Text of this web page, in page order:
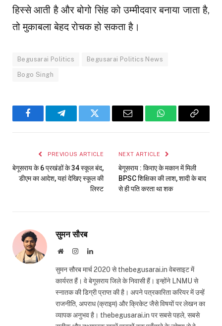
हिस्से आती है और बोगो सिंह को उम्मीदवार बनाया जाता है,
तो मुकाबला बेहद रोचक हो सकता है।
Begusarai Politics Begusarai Politics News
Bogo Singh
FacebookTelegramTwitter Email WhatsAppCopy
PREVIOUS ARTICLE
बेगूसराय के 6 प्रखंडों के 34 स्कूल बंद,
डीएम का आदेश, यहां देखिए स्कूल की
लिस्ट
NEXT ARTICLE
बेगूसराय : किराए के मकान में मिली
BPSC शिक्षिका की लाश, शादी के बाद
से ही पति करता था शक
सुमन सौरब
WebsiteInstagramLinkedIn
सुमन सौरब मार्च 2020 से thebegusarai.in वेबसाइट में
कार्यरत हैं। वे बेगूसराय जिले के निवासी हैं। इन्होंने LNMU से
स्नातक की डिग्री प्राप्त की है। अपने पत्रकारिता करियर में उन्हें
राजनीति, अपराध (क्राइम) और क्रिकेट जैसे विषयों पर लेखन का
व्यापक अनुभव है। thebegusarai.in पर सबसे पहले, सबसे